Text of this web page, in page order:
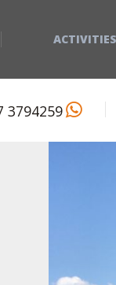
ACTIVITIES
3794259